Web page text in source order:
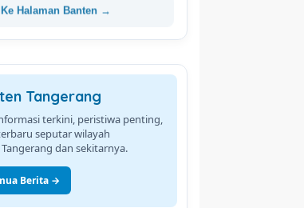
Ke Halaman Banten →
Tangerang
terkini, peristiwa penting,
seputar wilayah
dan sekitarnya.
Berita →